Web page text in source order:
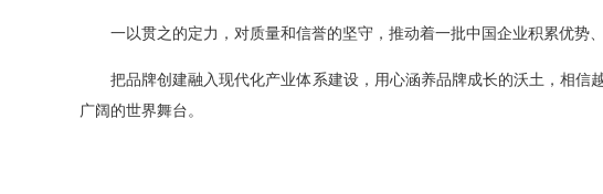
一以贯之的定力，对质量和信誉的坚守，推动着一批中国企业积累优势、
把品牌创建融入现代化产业体系建设，用心涵养品牌成长的沃土，相信
广阔的世界舞台。